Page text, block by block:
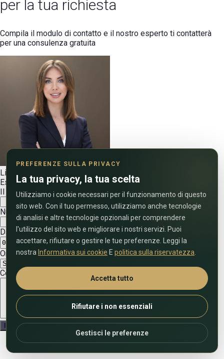
per la tua richiesta
Compila il modulo di contatto e il nostro esperto ti contatterà
per una consulenza gratuita
Lilia Ibragimova
Esperto immobiliare
Il tuo nome
Numero di telefono (includere il prefisso internazionale)
Data conveniente
Orario di chiamata preferito (ora degli Emirati Arabi Uniti)
Commenta la domanda
PREFERENZE SULLA PRIVACY
La tua privacy, la tua scelta
Utilizziamo i cookie necessari per il funzionamento di questo
sito web. Con il tuo permesso, utilizziamo anche tecnologie
di analisi e altre tecnologie opzionali per comprendere
l'utilizzo del sito web e migliorare i nostri servizi. Puoi
accettare, rifiutare o gestire le tue preferenze. Leggi la
nostra Informativa sui cookie E politica sulla riservatezza
Accetta tutto
Rifiutare i non essenziali
Gestisci le preferenze